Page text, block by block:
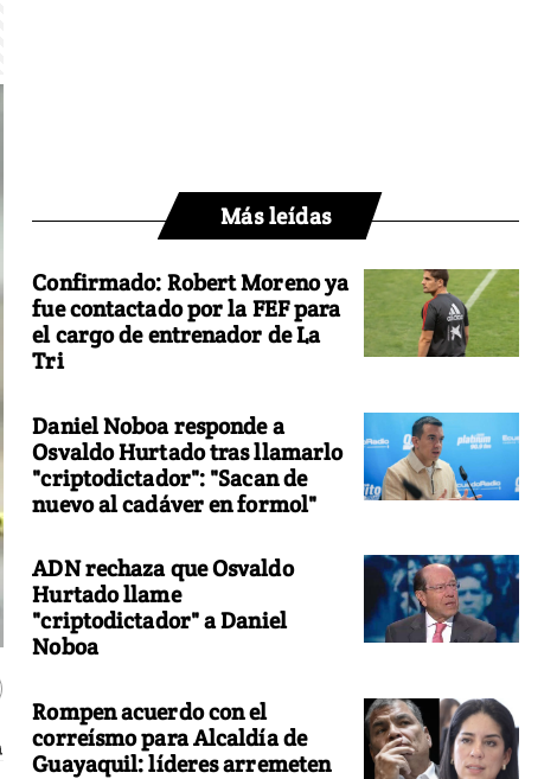
Más leídas
Confirmado: Robert Moreno ya
fue contactado por la FEF para
el cargo de entrenador de La
Tri
Daniel Noboa responde a
Osvaldo Hurtado tras llamarlo
"criptodictador": "Sacan de
nuevo al cadáver en formol"
ADN rechaza que Osvaldo
Hurtado llame
"criptodictador" a Daniel
Noboa
Rompen acuerdo con el
correísmo para Alcaldía de
Guayaquil: líderes arremeten